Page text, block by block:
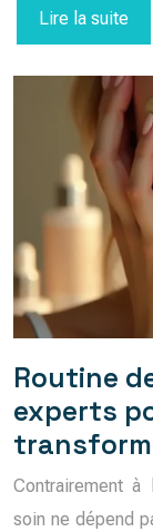
Lire la suite
Routine
experts
Contrairement à
soin ne dépend